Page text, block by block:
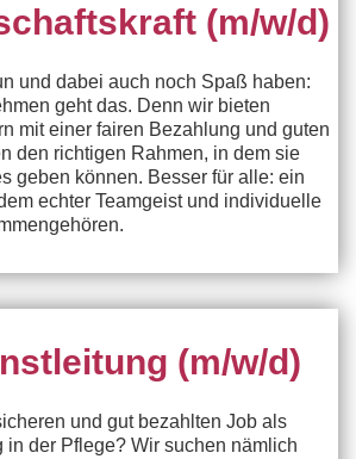
(m/w/d)
und dabei auch noch Spaß haben:
geht das. Denn wir bieten
mit einer fairen Bezahlung und guten
den richtigen Rahmen, in dem sie
geben können. Besser für alle: ein
echter Teamgeist und individuelle
(m/w/d)
und gut bezahlten Job als
in der Pflege? Wir suchen nämlich